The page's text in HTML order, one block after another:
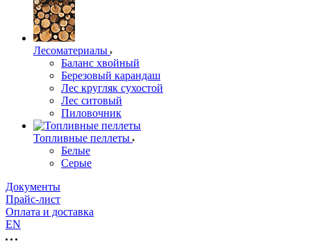
Лесоматериалы
Баланс хвойный
Березовый карандаш
Лес кругляк сухостой
Лес ситовый
Пиловочник
Топливные пеллеты
Белые
Серые
Документы
Прайс-лист
Оплата и доставка
EN